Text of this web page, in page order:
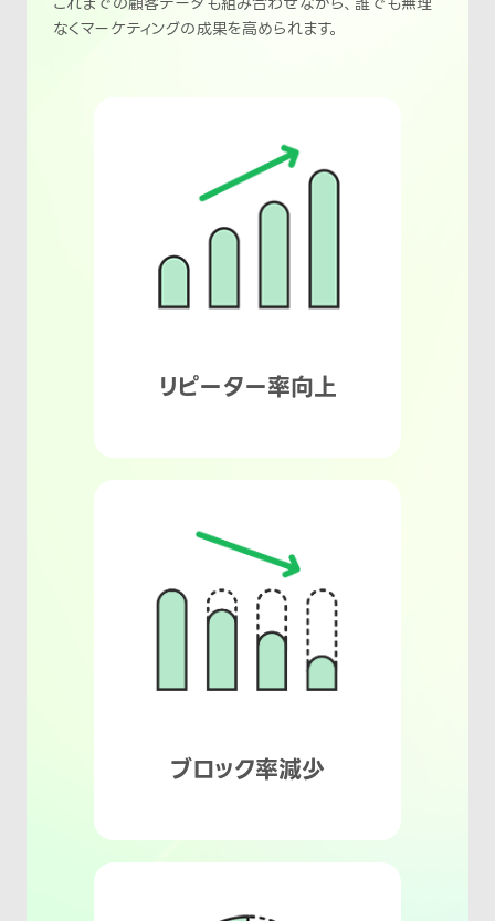
なくマーケティングの成果を高められます。
リピーター率向上
ブロック率減少